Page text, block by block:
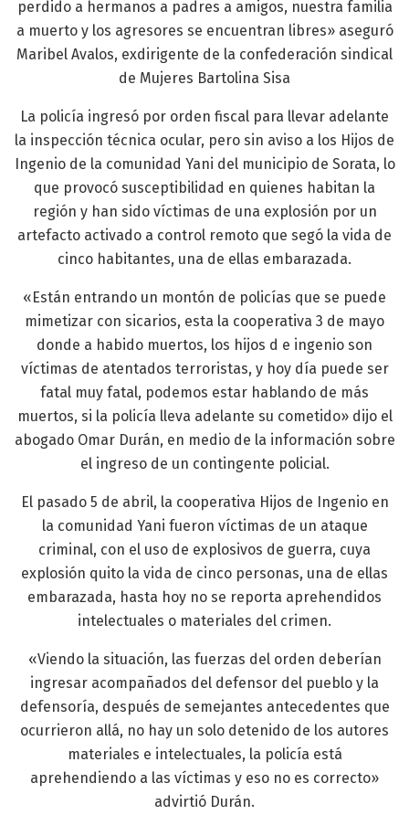
perdido a hermanos a padres a amigos, nuestra familia
a muerto y los agresores se encuentran libres» aseguró
Maribel Avalos, exdirigente de la confederación sindical
de Mujeres Bartolina Sisa
La policía ingresó por orden fiscal para llevar adelante
la inspección técnica ocular, pero sin aviso a los Hijos de
Ingenio de la comunidad Yani del municipio de Sorata, lo
que provocó susceptibilidad en quienes habitan la
región y han sido víctimas de una explosión por un
artefacto activado a control remoto que segó la vida de
cinco habitantes, una de ellas embarazada.
«Están entrando un montón de policías que se puede
mimetizar con sicarios, esta la cooperativa 3 de mayo
donde a habido muertos, los hijos d e ingenio son
víctimas de atentados terroristas, y hoy día puede ser
fatal muy fatal, podemos estar hablando de más
muertos, si la policía lleva adelante su cometido» dijo el
abogado Omar Durán, en medio de la información sobre
el ingreso de un contingente policial.
El pasado 5 de abril, la cooperativa Hijos de Ingenio en
la comunidad Yani fueron víctimas de un ataque
criminal, con el uso de explosivos de guerra, cuya
explosión quito la vida de cinco personas, una de ellas
embarazada, hasta hoy no se reporta aprehendidos
intelectuales o materiales del crimen.
«Viendo la situación, las fuerzas del orden deberían
ingresar acompañados del defensor del pueblo y la
defensoría, después de semejantes antecedentes que
ocurrieron allá, no hay un solo detenido de los autores
materiales e intelectuales, la policía está
aprehendiendo a las víctimas y eso no es correcto»
advirtió Durán.